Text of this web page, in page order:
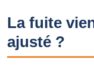
La fuite
ajusté ?